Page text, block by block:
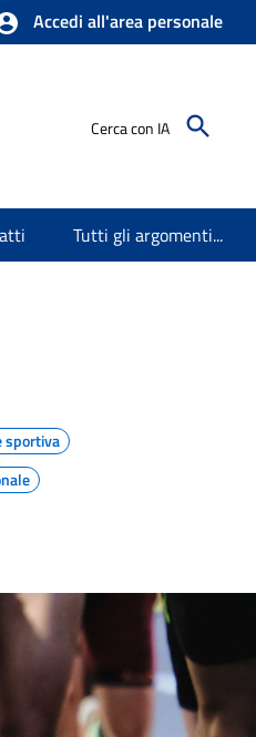
Accedi all'area personale
Cerca con IA
Tutti gli argomenti...
sportiva